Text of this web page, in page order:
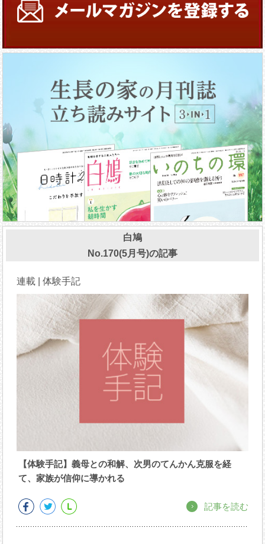
白鳩
No.170(5月号)の記事
連載 | 体験手記
【体験手記】義母との和解、次男のてんかん克服を経
て、家族が信仰に導かれる
記事を読む